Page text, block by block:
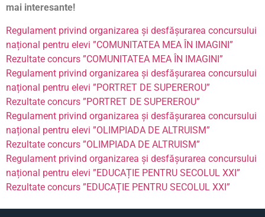
mai interesante!
Regulament privind organizarea și desfășurarea concursului
național pentru elevi ”COMUNITATEA MEA ÎN IMAGINI”
Rezultate concurs ”COMUNITATEA MEA ÎN IMAGINI”
Regulament privind organizarea și desfășurarea concursului
național pentru elevi ”PORTRET DE SUPEREROU”
Rezultate concurs ”PORTRET DE SUPEREROU”
Regulament privind organizarea și desfășurarea concursului
național pentru elevi ”OLIMPIADA DE ALTRUISM”
Rezultate concurs ”OLIMPIADA DE ALTRUISM”
Regulament privind organizarea și desfășurarea concursului
național pentru elevi ”EDUCAȚIE PENTRU SECOLUL XXI”
Rezultate concurs ”EDUCAȚIE PENTRU SECOLUL XXI”